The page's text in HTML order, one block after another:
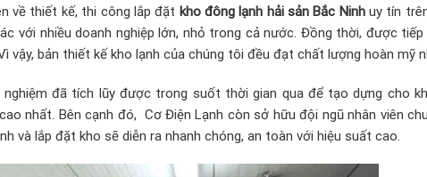
về thiết kế, thi công lắp đặt kho đông lạnh hải sản Bắc Ninh uy tín
với nhiều doanh nghiệp lớn, nhỏ trong cả nước. Đồng thời, được tiếp
vậy, bản thiết kế kho lạnh của chúng tôi đều đạt chất lượng hoàn mỹ
đã tích lũy được trong suốt thời gian qua để tạo dựng cho
nhất. Bên cạnh đó, Cơ Điện Lạnh còn sở hữu đội ngũ nhân viên
và lắp đặt kho sẽ diễn ra nhanh chóng, an toàn với hiệu suất cao.